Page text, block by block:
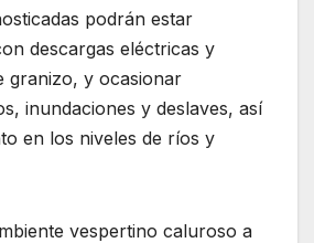
podrán estar
descargas eléctricas y
granizo, y ocasionar
inundaciones y deslaves, así
en los niveles de ríos y
vespertino caluroso a